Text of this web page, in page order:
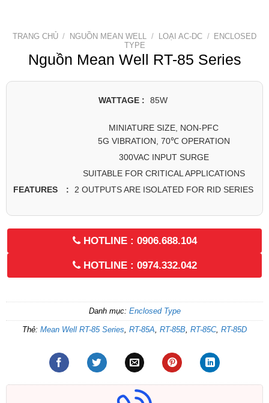
TRANG CHỦ / NGUỒN MEAN WELL / LOẠI AC-DC /
ENCLOSED
TYPE
Nguồn Mean Well RT-85 Series
WATTAGE : 85W
FEATURES :
MINIATURE SIZE, NON-PFC
5G VIBRATION, 70℃ OPERATION
300VAC INPUT SURGE
SUITABLE FOR CRITICAL APPLICATIONS
2 OUTPUTS ARE ISOLATED FOR RID SERIES
HOTLINE : 0906.688.104
HOTLINE : 0974.332.042
Danh mục: Enclosed Type
Thẻ: Mean Well RT-85 Series, RT-85A, RT-85B, RT-85C, RT-85D